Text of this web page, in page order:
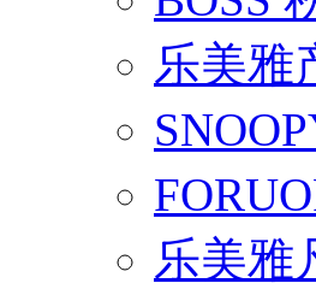
乐美雅
乐美雅